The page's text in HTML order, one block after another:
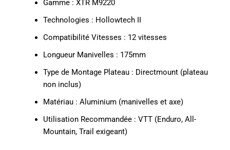
Gamme : XTR M9220
Technologies : Hollowtech II
Compatibilité Vitesses : 12 vitesses
Longueur Manivelles : 175mm
Type de Montage Plateau : Directmount (plateau
non inclus)
Matériau : Aluminium (manivelles et axe)
Utilisation Recommandée : VTT (Enduro, All-
Mountain, Trail exigeant)